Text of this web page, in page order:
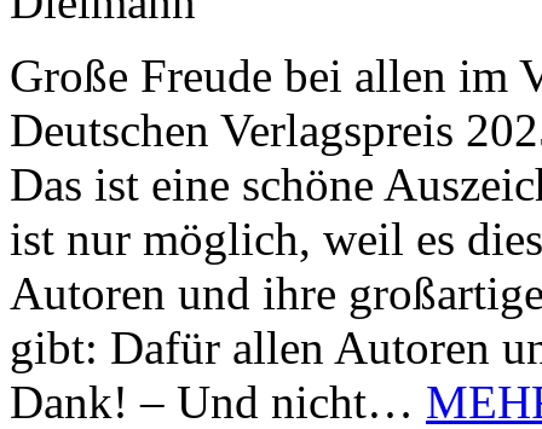
Große Freude bei allen im
Deutschen Verlagspreis
Das ist eine schöne
ist nur möglich, weil es
Autoren und ihre
gibt: Dafür allen Autoren
Dank! – Und nicht…